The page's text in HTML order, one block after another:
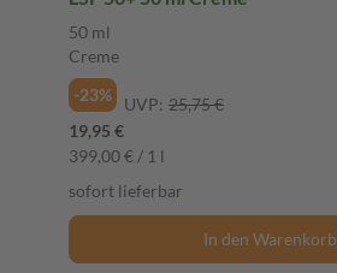
50 ml
Creme
-23%
UVP: 25,75 €
19,95 €
399,00 € / 1 l
sofort lieferbar
In den Warenkorb